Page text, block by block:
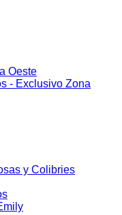
Oeste
- Exclusivo Zona
y Colibries